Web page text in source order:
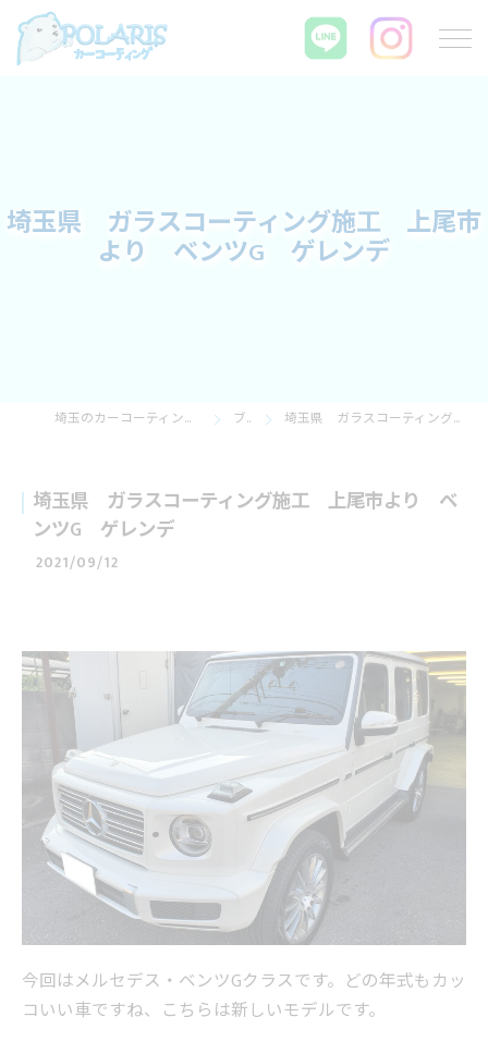
埼玉県 ガラスコーティング施工 上尾市
より ベンツG ゲレンデ
埼玉のカーコーティングならPOLARIS カーコーティング ブログ 埼玉県 ガラスコーティング施工 上尾市より ベンツG ゲレンデ
埼玉県 ガラスコーティング施工 上尾市より ベ
ンツG ゲレンデ
2021/09/12
今回はメルセデス・ベンツGクラスです。どの年式もカッ
コいい車ですね、こちらは新しいモデルです。